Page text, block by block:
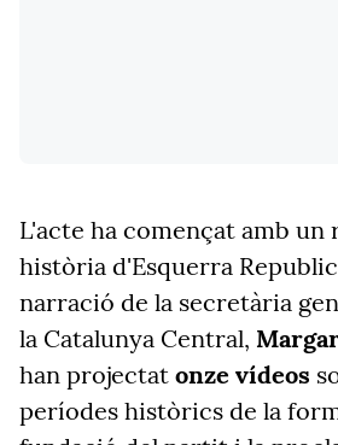
L'acte ha començat amb un
història d'Esquerra
narració de la secretària
la Catalunya Central,
han projectat onze vídeos
períodes històrics de la